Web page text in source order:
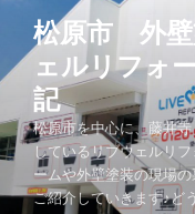
テ
ツ
へ
キ
松原市 外壁
ェルリフォ
記
松原市を中心に、藤井
しているリブウェルリ
ームや外壁塗装の現場
ご紹介していきます♪ど